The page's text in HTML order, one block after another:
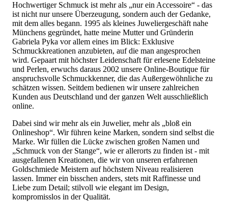
Hochwertiger Schmuck ist mehr als „nur ein Accessoire“ - das
ist nicht nur unsere Überzeugung, sondern auch der Gedanke,
mit dem alles begann. 1995 als kleines Juweliergeschäft nahe
Münchens gegründet, hatte meine Mutter und Gründerin
Gabriela Pyka vor allem eines im Blick: Exklusive
Schmuckkreationen anzubieten, auf die man angesprochen
wird. Gepaart mit höchster Leidenschaft für erlesene Edelsteine
und Perlen, erwuchs daraus 2002 unsere Online-Boutique für
anspruchsvolle Schmuckkenner, die das Außergewöhnliche zu
schätzen wissen. Seitdem bedienen wir unsere zahlreichen
Kunden aus Deutschland und der ganzen Welt ausschließlich
online.
Dabei sind wir mehr als ein Juwelier, mehr als „bloß ein
Onlineshop“. Wir führen keine Marken, sondern sind selbst die
Marke. Wir füllen die Lücke zwischen großen Namen und
„Schmuck von der Stange“, wie er allerorts zu finden ist - mit
ausgefallenen Kreationen, die wir von unseren erfahrenen
Goldschmiede Meistern auf höchstem Niveau realisieren
lassen. Immer ein bisschen anders, stets mit Raffinesse und
Liebe zum Detail; stilvoll wie elegant im Design,
kompromisslos in der Qualität.